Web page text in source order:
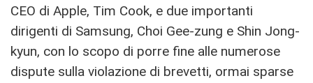
CEO di Apple, Tim Cook, e due importanti
dirigenti di Samsung, Choi Gee-zung e Shin Jong-
kyun, con lo scopo di porre fine alle numerose
dispute sulla violazione di brevetti, ormai sparse